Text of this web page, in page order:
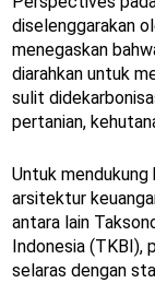
diselenggarakan
menegaskan
diarahkan untuk
sulit
pertanian,
Untuk
arsitektur
antara lain
Indonesia (TKBI),
selaras dengan